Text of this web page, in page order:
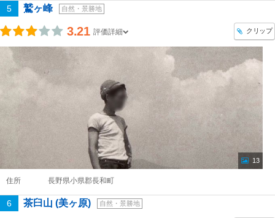
5 鷲ヶ峰 自然・景勝地
3.21 評価詳細 クリップ
13
住所 長野県小県郡長和町
6 茶臼山 (美ヶ原) 自然・景勝地